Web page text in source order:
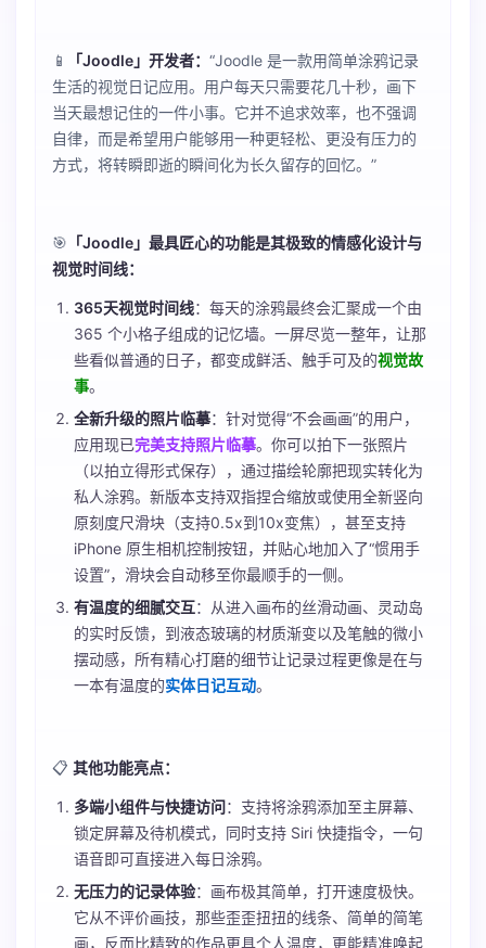
📱 「Joodle」开发者： “Joodle 是一款用简单涂鸦记录
生活的视觉日记应用。用户每天只需要花几十秒，画下
当天最想记住的一件小事。它并不追求效率，也不强调
自律，而是希望用户能够用一种更轻松、更没有压力的
方式，将转瞬即逝的瞬间化为长久留存的回忆。”
🎯 「Joodle」最具匠心的功能是其极致的情感化设计与
视觉时间线：
365天视觉时间线：每天的涂鸦最终会汇聚成一个由
365 个小格子组成的记忆墙。一屏尽览一整年，让那
些看似普通的日子，都变成鲜活、触手可及的视觉故
事。
全新升级的照片临摹：针对觉得“不会画画”的用户，
应用现已完美支持照片临摹。你可以拍下一张照片
（以拍立得形式保存），通过描绘轮廓把现实转化为
私人涂鸦。新版本支持双指捏合缩放或使用全新竖向
原刻度尺滑块（支持0.5x到10x变焦），甚至支持
iPhone 原生相机控制按钮，并贴心地加入了“惯用手
设置”，滑块会自动移至你最顺手的一侧。
有温度的细腻交互：从进入画布的丝滑动画、灵动岛
的实时反馈，到液态玻璃的材质渐变以及笔触的微小
摆动感，所有精心打磨的细节让记录过程更像是在与
一本有温度的实体日记互动。
📋 其他功能亮点：
多端小组件与快捷访问：支持将涂鸦添加至主屏幕、
锁定屏幕及待机模式，同时支持 Siri 快捷指令，一句
语音即可直接进入每日涂鸦。
无压力的记录体验：画布极其简单，打开速度极快。
它从不评价画技，那些歪歪扭扭的线条、简单的简笔
画，反而比精致的作品更具个人温度，更能精准唤起